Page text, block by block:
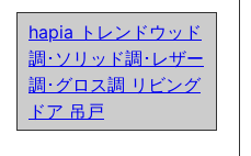
hapia トレンドウッド
調･ソリッド調･レザー
調･グロス調 リビング
ドア 吊戸